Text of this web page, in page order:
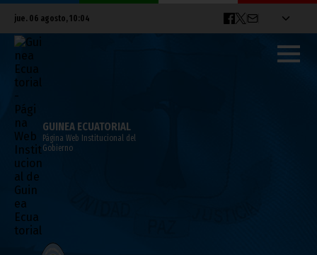
jue. 06 agosto, 10:04
GUINEA ECUATORIAL
Página Web Institucional del
Gobierno
COVID-19